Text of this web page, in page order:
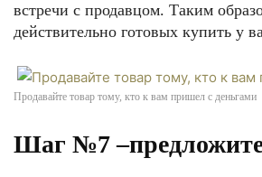
встречи с продавцом. Таким
действительно готовых купить у
Продавайте товар тому, кто к вам пришел с деньгами
Шаг №7